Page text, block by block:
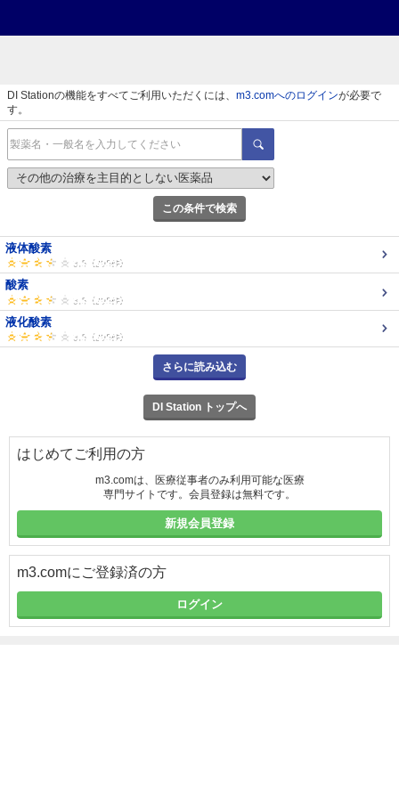
DI Stationの機能をすべてご利用いただくには、 m3.comへのログインが必要で
す。
この条件で検索
液体酸素
酸素
液化酸素
さらに読み込む
DI Station トップへ
はじめてご利用の方
m3.comは、医療従事者のみ利用可能な医療
専門サイトです。会員登録は無料です。
新規会員登録
m3.comにご登録済の方
ログイン